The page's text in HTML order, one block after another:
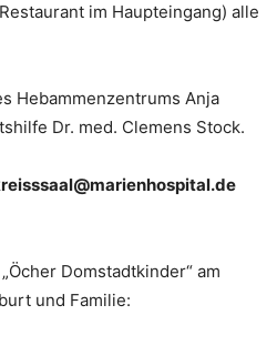
im Haupteingang) alle
Hebammenzentrums Anja
Dr. med. Clemens Stock.
Domstadtkinder“ am
und Familie: